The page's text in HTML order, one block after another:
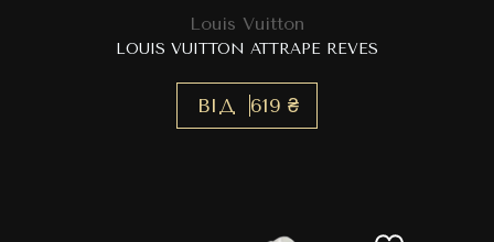
Louis Vuitton
LOUIS VUITTON ATTRAPE REVES
ВІД 619 ₴